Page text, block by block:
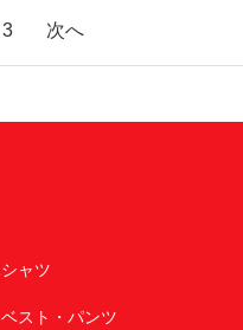
3 次へ
シャツ
ベスト・パンツ